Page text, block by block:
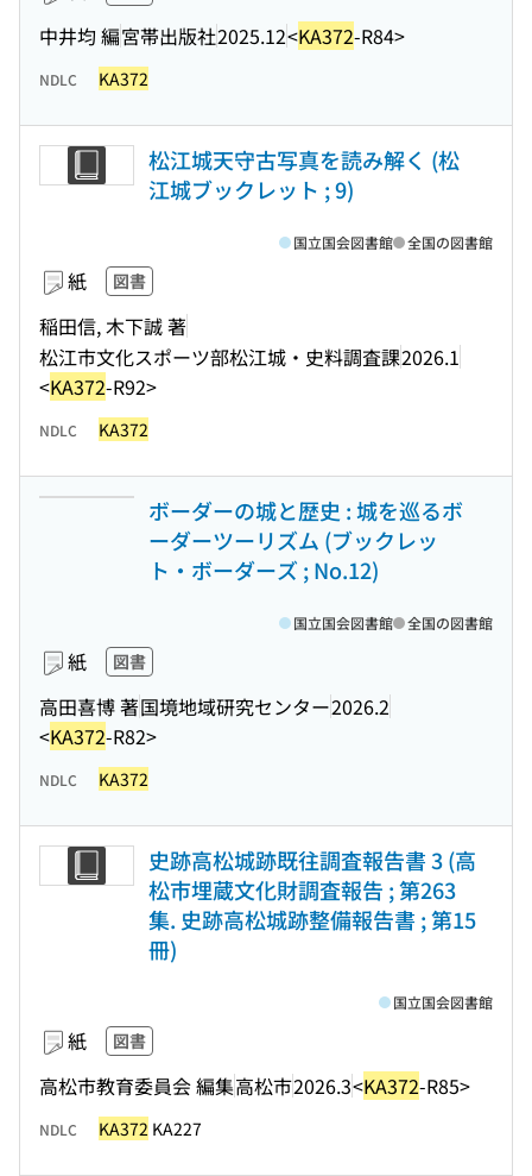
中井均 編宮帯出版社2025.12<KA372-R84>
NDLC KA372
松江城天守古写真を読み解く (松
江城ブックレット ; 9)
紙 図書
稲田信, 木下誠 著
松江市文化スポーツ部松江城・史料調査課2026.1
<KA372-R92>
国立国会図書館 全国の図書館
NDLC KA372
ボーダーの城と歴史 : 城を巡るボ
ーダーツーリズム (ブックレッ
ト・ボーダーズ ; No.12)
紙 図書
高田喜博 著国境地域研究センター2026.2
<KA372-R82>
国立国会図書館 全国の図書館
NDLC KA372
史跡高松城跡既往調査報告書 3 (高
松市埋蔵文化財調査報告 ; 第263
集. 史跡高松城跡整備報告書 ; 第15
冊)
紙 図書
高松市教育委員会 編集高松市2026.3<KA372-R85>
国立国会図書館
NDLC KA372 KA227